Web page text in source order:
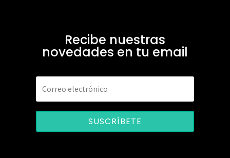
Recibe nuestras
novedades en tu email
SUSCRÍBETE